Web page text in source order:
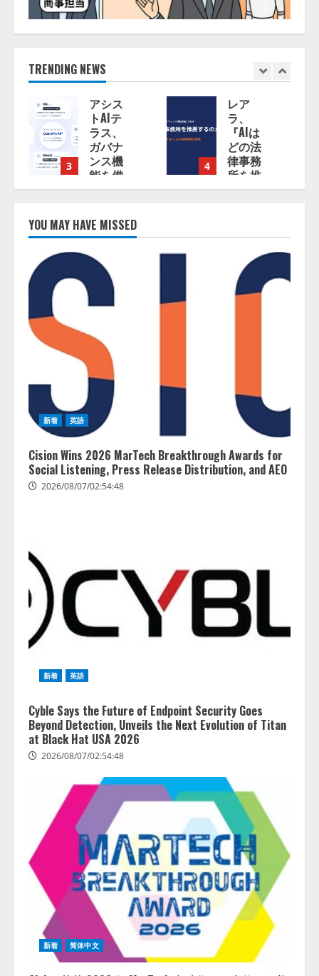
TRENDING NEWS
3
アシス
トAIテ
ラス、
ガバナ
ンス機
能を備
えたAI
ェント
プラッ
ーム
「QueryPie
AIP」
を提供
2026/08/06/11:53:44
4
レア
ラ、
『AIは
どの法
律事務
所を推
薦する
系70事
務所×5
つのAI
YOU MAY HAVE MISSED
新着 英語
Cision Wins 2026 MarTech Breakthrough Awards for
Social Listening, Press Release Distribution, and AEO
2026/08/07/02:54:48
新着 英語
Cyble Says the Future of Endpoint Security Goes
Beyond Detection, Unveils the Next Evolution of Titan
at Black Hat USA 2026
2026/08/07/02:54:48
新着 简体中文